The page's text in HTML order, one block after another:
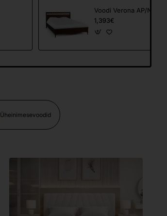
Voodi Verona AP/N
1,393€
Üheinimesevoodid